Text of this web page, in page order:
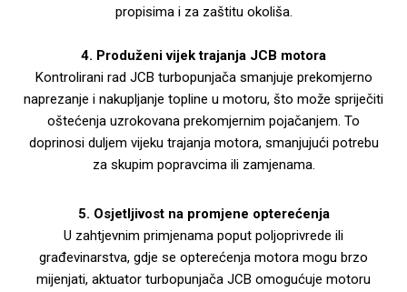
propisima i za zaštitu okoliša.
4. Produženi vijek trajanja JCB motora
Kontrolirani rad JCB turbopunjača smanjuje prekomjerno
naprezanje i nakupljanje topline u motoru, što može spriječiti
oštećenja uzrokovana prekomjernim pojačanjem. To
doprinosi duljem vijeku trajanja motora, smanjujući potrebu
za skupim popravcima ili zamjenama.
5. Osjetljivost na promjene opterećenja
U zahtjevnim primjenama poput poljoprivrede ili
građevinarstva, gdje se opterećenja motora mogu brzo
mijenjati, aktuator turbopunjača JCB omogućuje motoru